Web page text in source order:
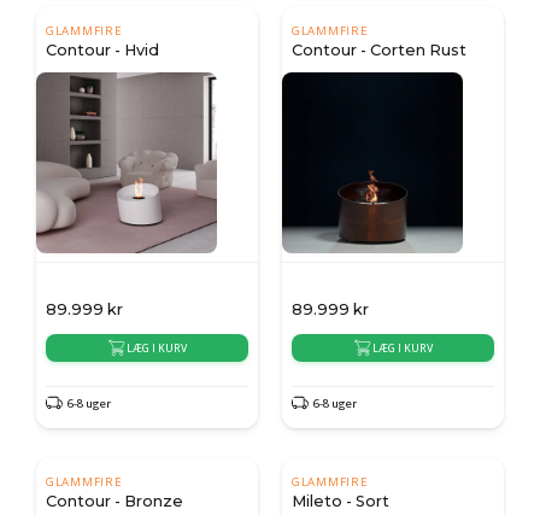
GLAMMFIRE
Contour - Hvid
89.999 kr
LÆG I KURV
6-8 uger
GLAMMFIRE
Contour - Corten Rust
89.999 kr
LÆG I KURV
6-8 uger
GLAMMFIRE
Contour - Bronze
GLAMMFIRE
Mileto - Sort